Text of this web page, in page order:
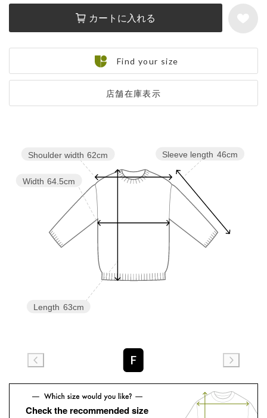
カートに入れる
店舗在庫表示
Find your size
Sleeve length 46cm
Length 63cm
Width 64.5cm
Shoulder width 62cm
F
Check the recommended size